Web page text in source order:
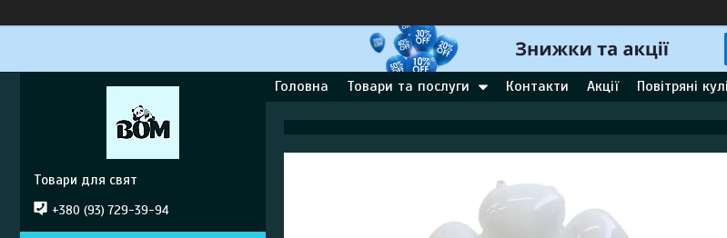
Головна Товари та послуги Контакти Акції Повітряні кулі
Товари для свят
+380 (93) 729-39-94